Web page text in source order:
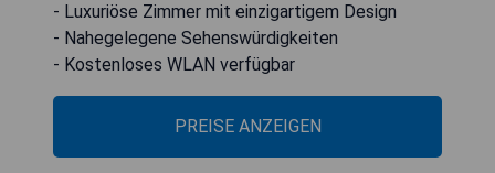
- Luxuriöse Zimmer mit einzigartigem Design
- Nahegelegene Sehenswürdigkeiten
- Kostenloses WLAN verfügbar
PREISE ANZEIGEN